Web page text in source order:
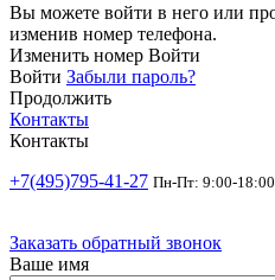
Вы можете войти в него или
изменив номер телефона.
Изменить номер Войти
Войти Забыли пароль?
Продолжить
Контакты
Контакты
+7(495)795-41-27 Пн-Пт: 9:00-18:00
Заказать обратный звонок
Ваше имя